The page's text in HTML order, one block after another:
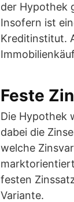
der Hypothek
Insofern ist
Kreditinstitut.
Feste
Die Hypothek
dabei die
welche
festen
Variante.